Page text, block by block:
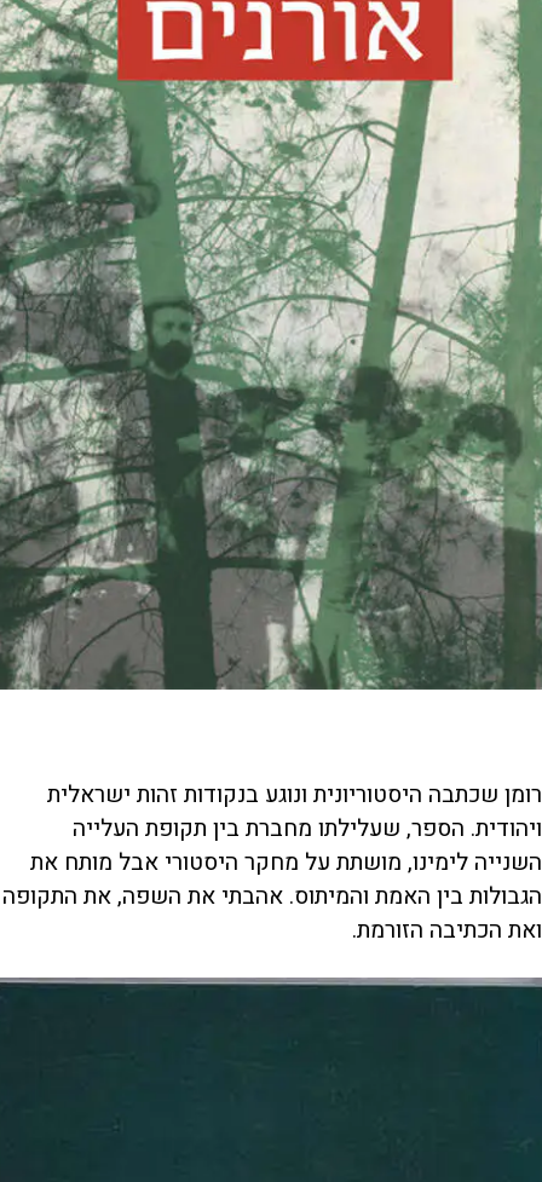
רומן שכתבה היסטוריונית ונוגע בנקודות זהות ישראלית
ויהודית. הספר, שעלילתו מחברת בין תקופת העלייה
השנייה לימינו, מושתת על מחקר היסטורי אבל מותח את
הגבולות בין האמת והמיתוס. אהבתי את השפה, את התקופה
ואת הכתיבה הזורמת.